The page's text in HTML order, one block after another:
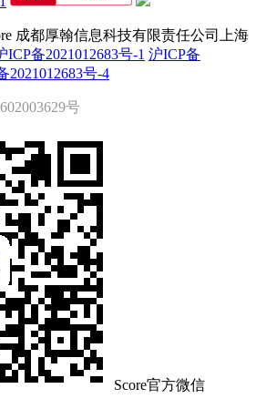
成都厚翰信息科技有限责任公司上海
ICP备2021012683号-1 沪ICP备
2021012683号-4
号
Score官方微信